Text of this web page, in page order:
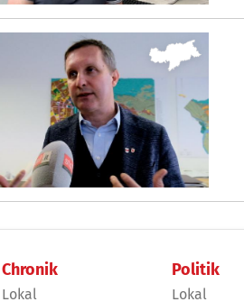
Chronik
Lokal
Politik
Lokal